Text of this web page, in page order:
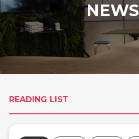
NEWS
READING LIST